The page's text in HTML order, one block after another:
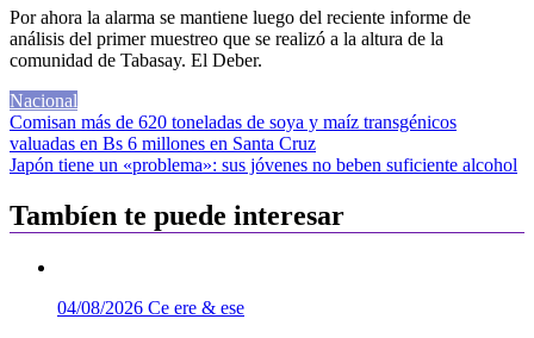
Por ahora la alarma se mantiene luego del reciente informe de
análisis del primer muestreo que se realizó a la altura de la
comunidad de Tabasay. El Deber.
Nacional
Navegación
de
Comisan más de 620 toneladas de soya y maíz transgénicos
valuadas en Bs 6 millones en Santa Cruz
Japón tiene un «problema»: sus jóvenes no beben suficiente alcohol
Tambíen te puede interesar
04/08/2026 Ce ere & ese